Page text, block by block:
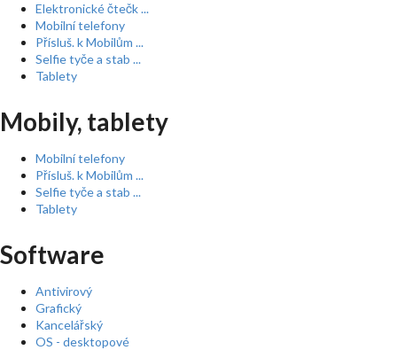
Elektronické čtečk ...
Mobilní telefony
Přísluš. k Mobilům ...
Selfie tyče a stab ...
Tablety
Mobily, tablety
Mobilní telefony
Přísluš. k Mobilům ...
Selfie tyče a stab ...
Tablety
Software
Antivirový
Grafický
Kancelářský
OS - desktopové